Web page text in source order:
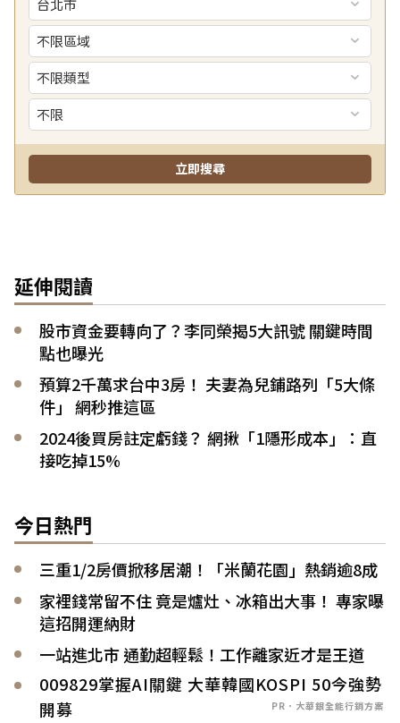
延伸閱讀
股市資金要轉向了？李同榮揭5大訊號 關鍵時間
點也曝光
預算2千萬求台中3房！ 夫妻為兒鋪路列「5大條
件」 網秒推這區
2024後買房註定虧錢？ 網揪「1隱形成本」：直
接吃掉15%
今日熱門
三重1/2房價掀移居潮！「米蘭花園」熱銷逾8成
家裡錢常留不住 竟是爐灶、冰箱出大事！ 專家曝
這招開運納財
一站進北市 通勤超輕鬆！工作離家近才是王道
009829掌握AI關鍵 大華韓國KOSPI 50今強勢
開募
PR．大華銀全能行銷方案